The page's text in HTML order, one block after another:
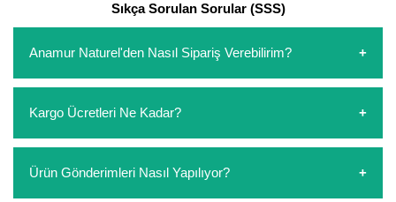
Sıkça Sorulan Sorular (SSS)
Anamur Naturel'den Nasıl Sipariş Verebilirim?
oluşturarak,iletişim numaralarımızdan bizi arayarak veya
whatsapp hattımızdan bizlere isteklerinizi yazarak sipariş
ödemelerini sipariş verdikten sonra havale/eft veya sipariş
Kargo Ücretleri Ne Kadar?
etmeyin diye 1500 lira ve üzerindeki siparişlerinizde
kargoyu biz karşılıyoruz. 1500 Lira altında kalan
Ürün Gönderimleri Nasıl Yapılıyor?